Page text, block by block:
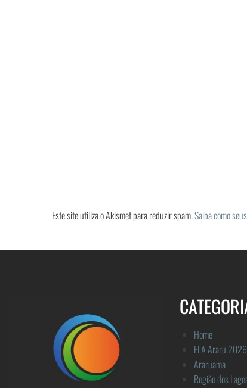
Este site utiliza o Akismet para reduzir spam.Saiba como
Home
FLA Araru 2026
Araruama
Região dos